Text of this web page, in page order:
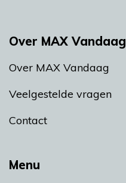
Menu
Over MAX Vandaag
Over MAX Vandaag
Veelgestelde vragen
Contact